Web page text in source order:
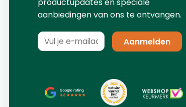
aanbiedingen van ons te ontvangen.